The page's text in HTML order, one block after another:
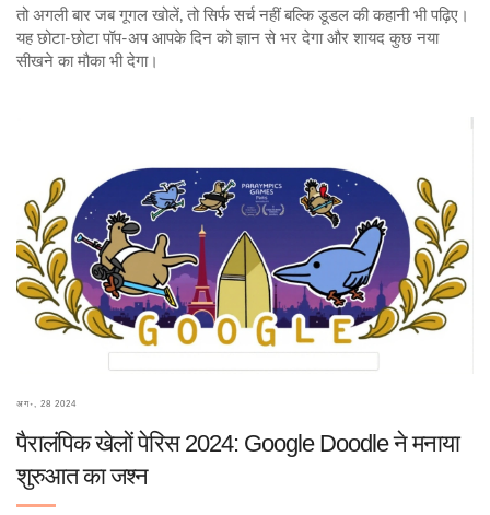
तो अगली बार जब गूगल खोलें, तो सिर्फ सर्च नहीं बल्कि डूडल की कहानी भी पढ़िए।
यह छोटा‑छोटा पॉप-अप आपके दिन को ज्ञान से भर देगा और शायद कुछ नया
सीखने का मौका भी देगा।
अग॰, 28 2024
पैरालंपिक खेलों पेरिस 2024: Google Doodle ने मनाया
शुरुआत का जश्न